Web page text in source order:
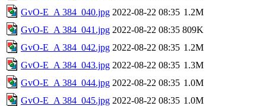
GvO-E_A 384_040.jpg 2022-08-22 08:35 1.2M
GvO-E_A 384_041.jpg 2022-08-22 08:35 809K
GvO-E_A 384_042.jpg 2022-08-22 08:35 1.2M
GvO-E_A 384_043.jpg 2022-08-22 08:35 1.3M
GvO-E_A 384_044.jpg 2022-08-22 08:35 1.0M
GvO-E_A 384_045.jpg 2022-08-22 08:35 1.0M